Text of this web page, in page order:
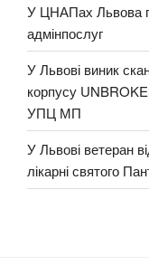
У ЦНАПах Львова
адмінпослуг
У Львові виник
корпусу
УПЦ МП
У Львові ветеран
лікарні святого